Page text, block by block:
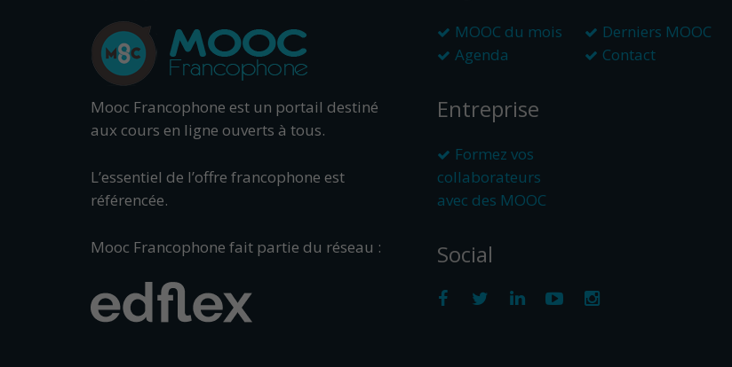
Mooc Francophone est un portail destiné
aux cours en ligne ouverts à tous.
L’essentiel de l’offre francophone est
référencée.
Mooc Francophone fait partie du réseau :
MOOC du mois
Derniers MOOC
Agenda
Contact
Entreprise
Formez vos
collaborateurs
avec des MOOC
Social